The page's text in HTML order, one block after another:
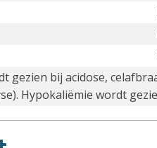
gezien bij acidose,
Hypokaliëmie wordt